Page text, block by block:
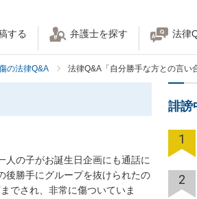
する 弁護士を探す 法律
の法律Q&A 法律Q&A「自分勝手な方との言い
人の子がお誕生日企画にも通話に
後勝手にグループを抜けられたの
でされ、非常に傷ついていま
誹謗
1
2